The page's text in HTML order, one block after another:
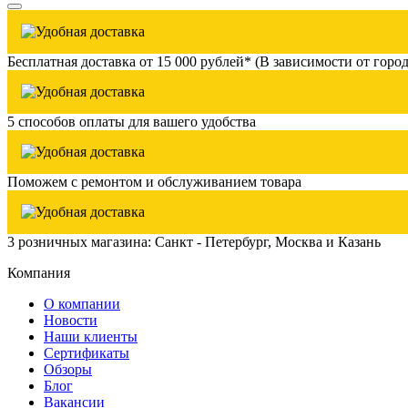
Бесплатная доставка от 15 000 рублей* (В зависимости от
5 способов оплаты для вашего удобства
Поможем с ремонтом и обслуживанием товара
3 розничных магазина: Санкт - Петербург, Москва и Казань
Компания
О компании
Новости
Наши клиенты
Сертификаты
Обзоры
Блог
Вакансии